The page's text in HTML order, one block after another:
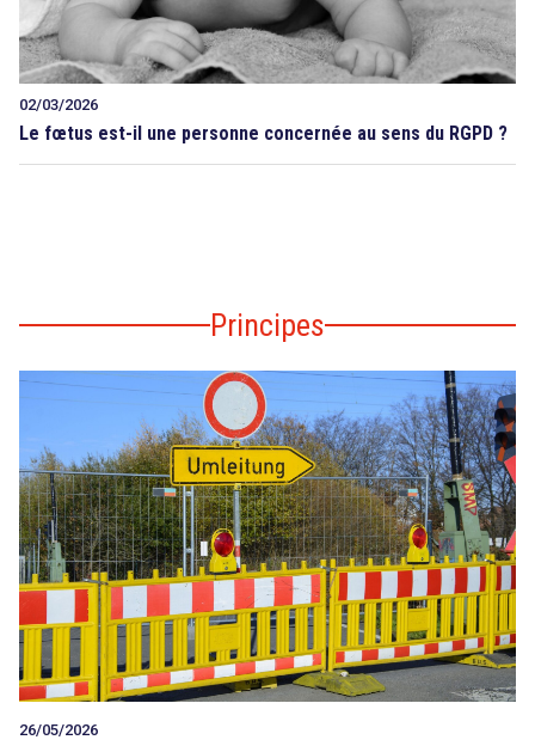
02/03/2026
Le fœtus est-il une personne concernée au sens du RGPD ?
Principes
26/05/2026